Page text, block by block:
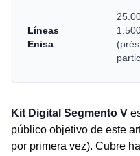
Líneas
Enisa
Kit Digital Segmento V
público objetivo de este
por primera vez). Cubre